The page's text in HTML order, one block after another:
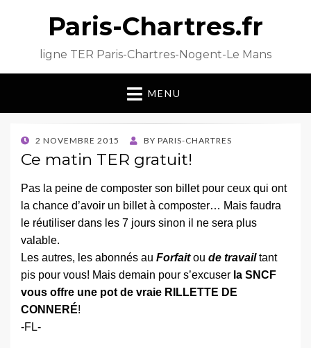
Paris-Chartres.fr
ligne TER Paris-Chartres-Nogent-Le Mans
MENU
POSTED
ON
2 NOVEMBRE 2015 BY PARIS-CHARTRES
Ce matin TER gratuit!
Pas la peine de composter son billet pour ceux qui ont
la chance d’avoir un billet à composter… Mais faudra
le réutiliser dans les 7 jours sinon il ne sera plus
valable.
Les autres, les abonnés au Forfaitou de travailtant
pis pour vous! Mais demain pour s’excuser la SNCF
vous offre une pot de vraie RILLETTE DE
CONNERÉ!
-FL-